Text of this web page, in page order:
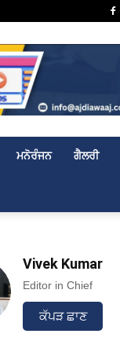
ਮਨੋਰੰਜਨ ਗੈਲਰੀ
Vivek Kumar
Editor in Chief
ਕੱਪੜ ਛਾਣ